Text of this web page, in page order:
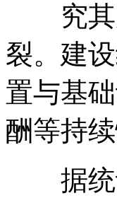
究
裂。建
置与基
酬等持
据